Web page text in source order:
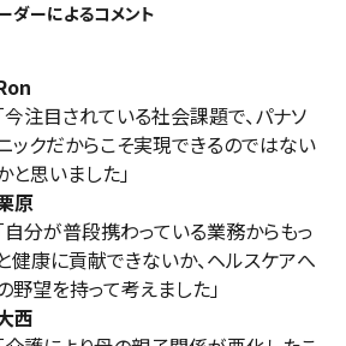
ダーによるコメント
今注目されている社会課題で、パナソ
ックだからこそ実現できるのではない
と思いました」
原
自分が普段携わっている業務からもっ
と健康に貢献できないか、ヘルスケアへ
野望を持って考えました」
西